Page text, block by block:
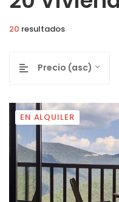
20 resultados
Precio (asc)
EN ALQUILER